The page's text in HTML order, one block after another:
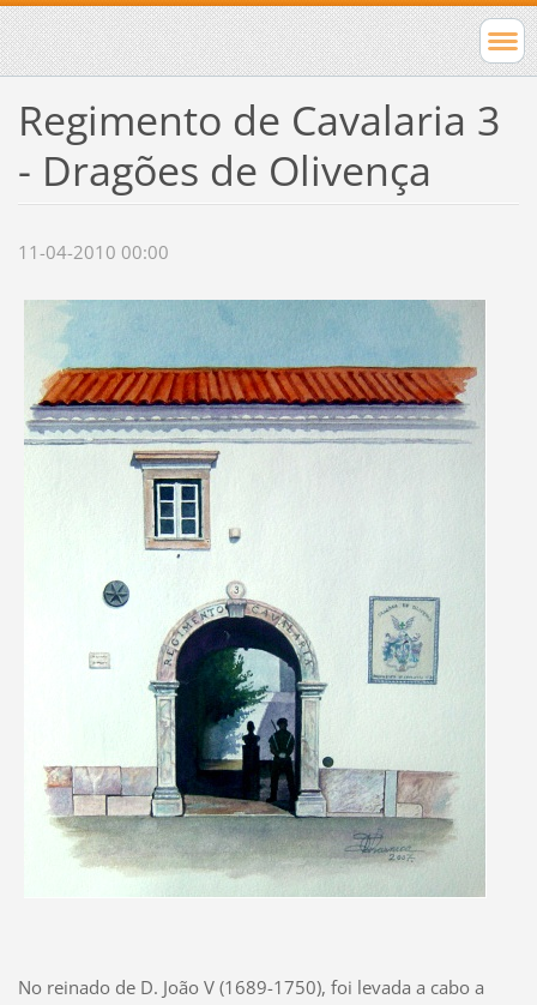
Regimento de Cavalaria 3
- Dragões de Olivença
11-04-2010 00:00
No reinado de D. João V (1689-1750), foi levada a cabo a